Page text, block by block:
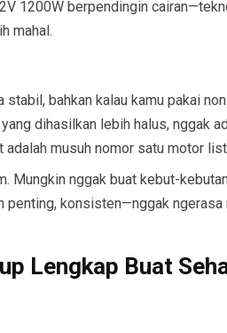
1200W berpendingin
mahal.
stabil, bahkan kalau kamu pakai
dihasilkan lebih halus, nggak
adalah musuh nomor satu motor
Mungkin nggak buat kebut-
penting, konsisten—nggak
Lengkap Buat